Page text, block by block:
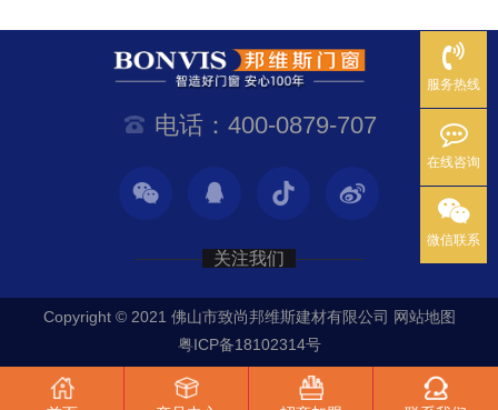
电话：400-0879-707
关注我们
Copyright © 2021 佛山市致尚邦维斯建材有限公司 网站地图
粤ICP备18102314号
服务热线
在线咨询
微信联系